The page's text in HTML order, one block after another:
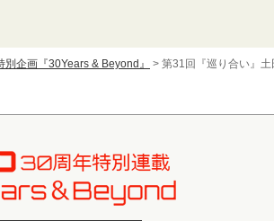
別企画『30Years & Beyond』 > 第31回『巡り合い』土